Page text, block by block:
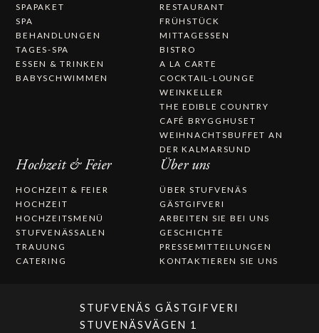
SPAPAKET
SPA
BEHANDLUNGEN
TAGES-SPA
ESSEN & TRINKEN
BABYSCHWIMMEN
RESTAURANT
FRÜHSTÜCK
MITTAGESSEN
BISTRO
A LA CARTE
COCKTAIL-LOUNGE
WEINKELLER
THE EDIBLE COUNTRY
CAFÉ BRYGGHUSET
WEIHNACHTSBUFFET AN
DER KALMARSUND
Hochzeit & Feier
HOCHZEIT & FEIER
HOCHZEIT
HOCHZEITSMENÜ
STUFVENÄSSALEN
TRAUUNG
CATERING
Über uns
ÜBER STUFVENÄS
GÄSTGIFVERI
ARBEITEN SIE BEI UNS
GESCHICHTE
PRESSEMITTEILUNGEN
KONTAKTIEREN SIE UNS
STUFVENÄS GÄSTGIFVERI
STUVENÄSVÄGEN 1